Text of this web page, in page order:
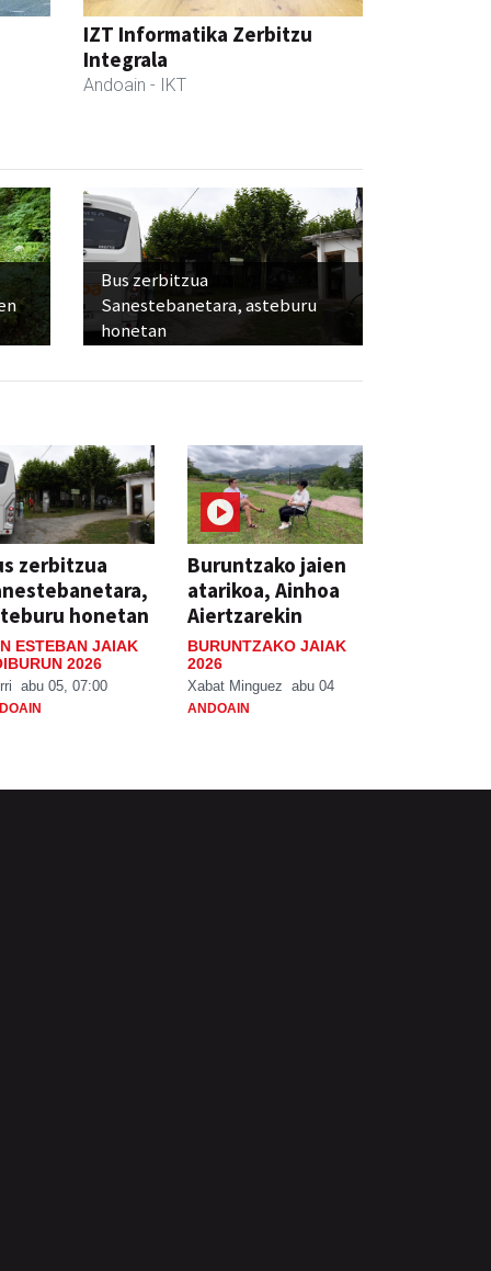
IZT Informatika Zerbitzu
Integrala
Andoain - IKT
Bus zerbitzua
Sanestebanetara, asteburu
honetan
zerbitzua
honetan
ESTEBAN JAIAK
2026
abu 05, 07:00
Buruntzako jaien
atarikoa, Ainhoa
Aiertzarekin
BURUNTZAKO JAIAK
2026
Xabat Minguez abu 04
ANDOAIN